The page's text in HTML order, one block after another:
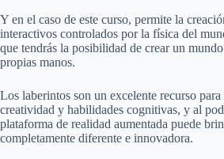
Y en el caso de este curso, permite la
interactivos controlados por la física del
que tendrás la posibilidad de crear un
propias manos.
Los laberintos son un excelente recurso
creatividad y habilidades cognitivas, y al
plataforma de realidad aumentada puede
completamente diferente e innovadora.